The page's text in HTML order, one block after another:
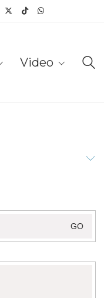
Video
GO